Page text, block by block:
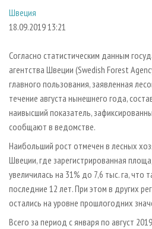
СУШКА ДРЕВЕСИНЫ
ДЕРЕВЯННОЕ ДОМОСТРОЕНИЕ
ПРОИЗВОДСТВО МЕБЕЛИ
БИОЭНЕРГЕТИКА
ЦБП
ИНСТРУМЕНТ И МАТЕРИАЛЫ
ПЕРСОНЫ
ОФИЦИАЛЬНЫЕ ДЕЛЕГАЦИИ
ПРИОРИТЕТНЫЕ
RUSSIAN FORESTRY REVIEW
ГАЗЕТА ЛЕСПРОМФОРУМ
БИБЛИОТЕКА СПЕЦИАЛИСТА
КОНТАКТЫ
РЕКЛАМОДАТЕЛЯМ
РЕКЛАМА
Швеция
18.09.2019 13:21
Согласно статистическим данным
агентства Швеции (Swedish Forest
главного пользования, заявленная
течение августа нынешнего года,
наивысший показатель,
сообщают в ведомстве.
Наибольший рост отмечен в лесных
Швеции, где зарегистрированная
увеличилась на 31% до 7,6 тыс. га, что
последние 12 лет. При этом в других
остались на уровне прошлогодних
Всего за период с января по август